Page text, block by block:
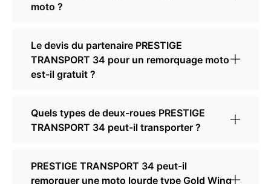
moto ?
Le devis du partenaire PRESTIGE
TRANSPORT 34 pour un remorquage moto
est-il gratuit ?
Quels types de deux-roues PRESTIGE
TRANSPORT 34 peut-il transporter ?
PRESTIGE TRANSPORT 34 peut-il
remorquer une moto lourde type Gold Wing